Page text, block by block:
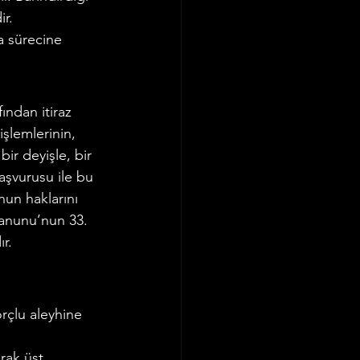
Ticaret Hukuku
sürecine
itiraz
bir deyişle, bir
ile bu
haklarını
33.
aleyhine